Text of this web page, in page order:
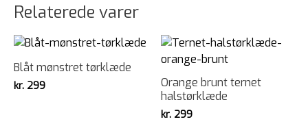
Relaterede varer
Blåt mønstret tørklæde
kr. 299
Orange brunt ternet
halstørklæde
kr. 299